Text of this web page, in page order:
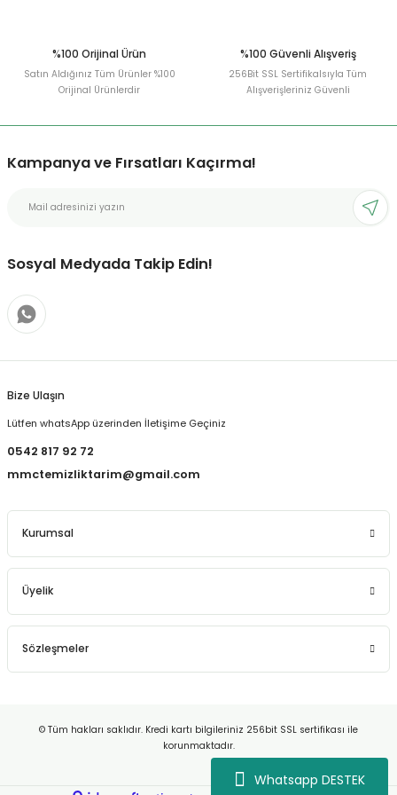
Whatsapp DESTEK
%100 Orijinal Ürün
Satın Aldığınız Tüm Ürünler %100
Orijinal Ürünlerdir
%100 Güvenli Alışveriş
256Bit SSL Sertifikalsıyla Tüm
Alışverişleriniz Güvenli
Kampanya ve Fırsatları Kaçırma!
Sosyal Medyada Takip Edin!
Bize Ulaşın
Lütfen whatsApp üzerinden İletişime Geçiniz
0542 817 92 72
mmctemizliktarim@gmail.com
Kurumsal
Üyelik
Sözleşmeler
© Tüm hakları saklıdır. Kredi kartı bilgileriniz 256bit SSL sertifikası ile
korunmaktadır.